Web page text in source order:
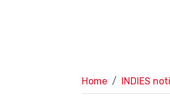
Home INDIES